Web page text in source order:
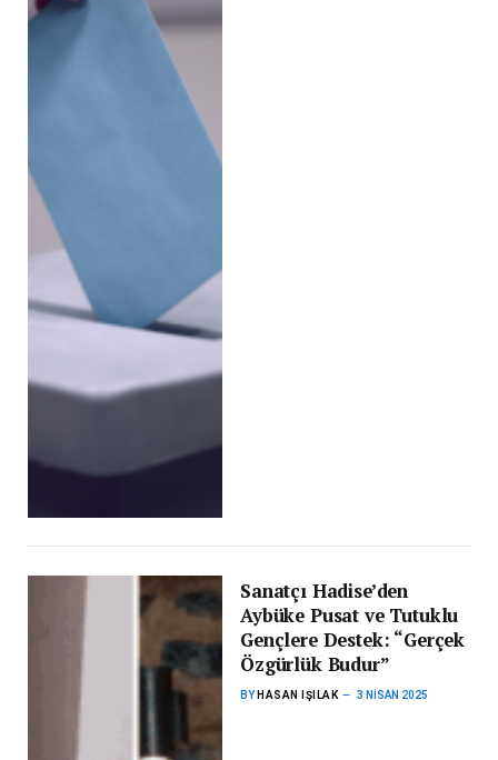
Sanatçı Hadise’den
Aybüke Pusat ve Tutuklu
Gençlere Destek: “Gerçek
Özgürlük Budur”
BY HASAN IŞILAK 3 NISAN 2025